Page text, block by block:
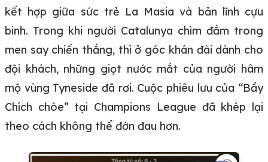
kết hợp giữa sức trẻ La Masia và bản lĩnh cựu
binh. Trong khi người Catalunya chìm đắm trong
men say chiến thắng, thì ở góc khán đài dành cho
đội khách, những giọt nước mắt của người hâm
mộ vùng Tyneside đã rơi. Cuộc phiêu lưu của “Bầy
Chích chòe” tại Champions League đã khép lại
theo cách không thể đớn đau hơn.